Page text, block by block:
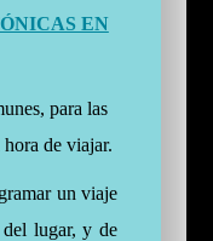
EN
para las
de viajar.
un viaje
lugar, y de